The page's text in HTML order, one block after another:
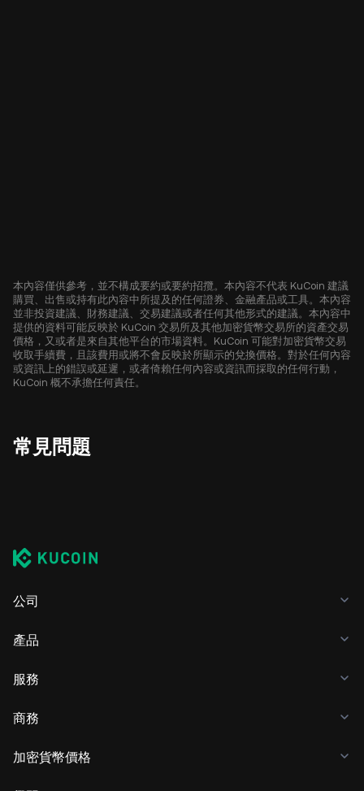
本內容僅供參考，並不構成要約或要約招攬。本內容不代表 KuCoin 建議
購買、出售或持有此內容中所提及的任何證券、金融產品或工具。本內容
並非投資建議、財務建議、交易建議或者任何其他形式的建議。本內容中
提供的資料可能反映於 KuCoin 交易所及其他加密貨幣交易所的資產交易
價格，又或者是來自其他平台的市場資料。KuCoin 可能對加密貨幣交易
收取手續費，且該費用或將不會反映於所顯示的兌換價格。對於任何內容
或資訊上的錯誤或延遲，或者倚賴任何內容或資訊而採取的任何行動，
KuCoin 概不承擔任何責任。
常見問題
公司
產品
服務
商務
加密貨幣價格